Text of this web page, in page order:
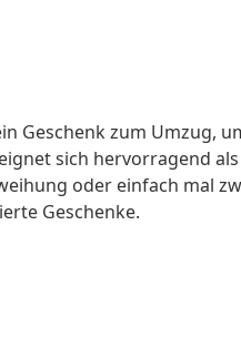
Geschenk zum Umzug,
sich hervorragend
oder einfach mal
Geschenke.